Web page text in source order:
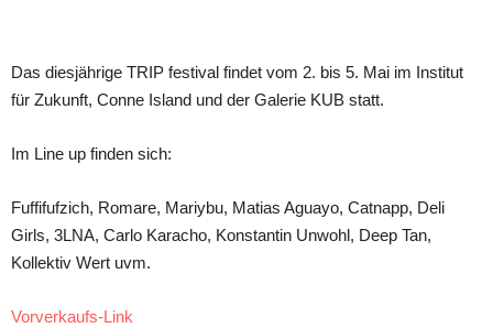
Das diesjährige TRIP festival findet vom 2. bis 5. Mai im Institut
für Zukunft, Conne Island und der Galerie KUB statt.
Im Line up finden sich:
Fuffifufzich, Romare, Mariybu, Matias Aguayo, Catnapp, Deli
Girls, 3LNA, Carlo Karacho, Konstantin Unwohl, Deep Tan,
Kollektiv Wert uvm.
Vorverkaufs-Link